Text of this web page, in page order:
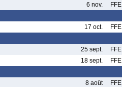
6 nov.
FFE
17 oct.
FFE
25 sept.
FFE
18 sept.
FFE
8 août FFE